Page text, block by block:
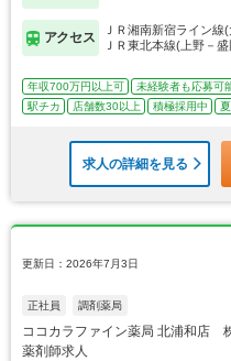
アクセス
ＪＲ湘南新宿ライン
ＪＲ東北本線(上野－
年収700万円以上可 未経験者も応募可
駅チカ
店舗数30以上 積極採用中
求人の詳細を見る
更新日：2026年7月3日
正社員 調剤薬局
ココカラファイン薬局 北浦和店
薬剤師求人